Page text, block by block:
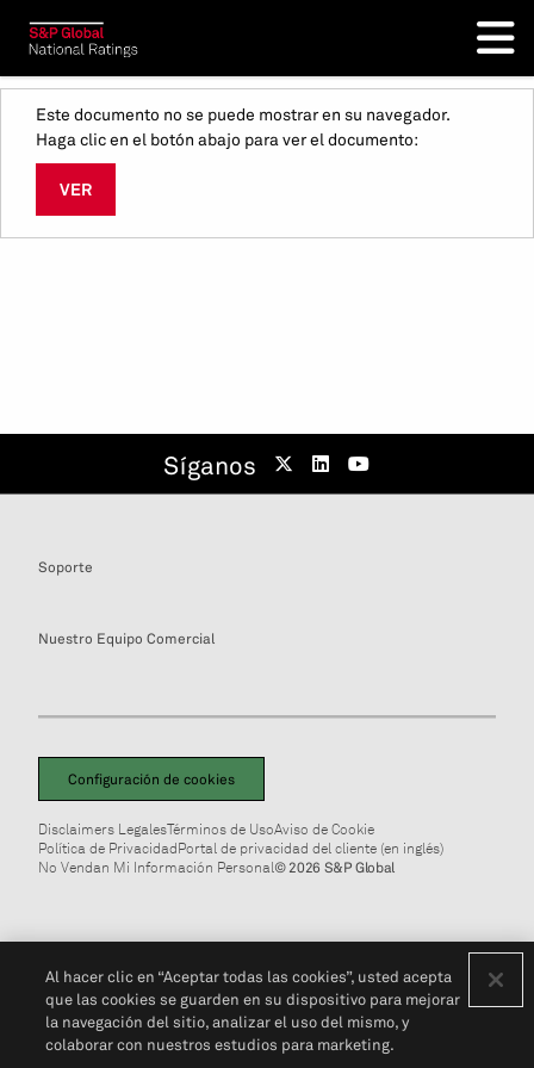
Este documento no se puede mostrar en su navegador.
Haga clic en el botón abajo para ver el documento:
VER
Síganos
Soporte
Nuestro Equipo Comercial
Configuración de cookies
Disclaimers LegalesTérminos de UsoAviso de Cookie
Política de PrivacidadPortal de privacidad del cliente (en inglés)
No Vendan Mi Información Personal© 2026 S&P Global
Al hacer clic en “Aceptar todas las cookies”, usted acepta
que las cookies se guarden en su dispositivo para mejorar
la navegación del sitio, analizar el uso del mismo, y
colaborar con nuestros estudios para marketing.